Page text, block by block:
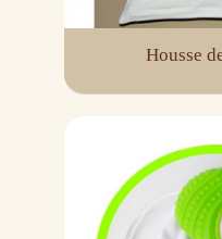
Housse